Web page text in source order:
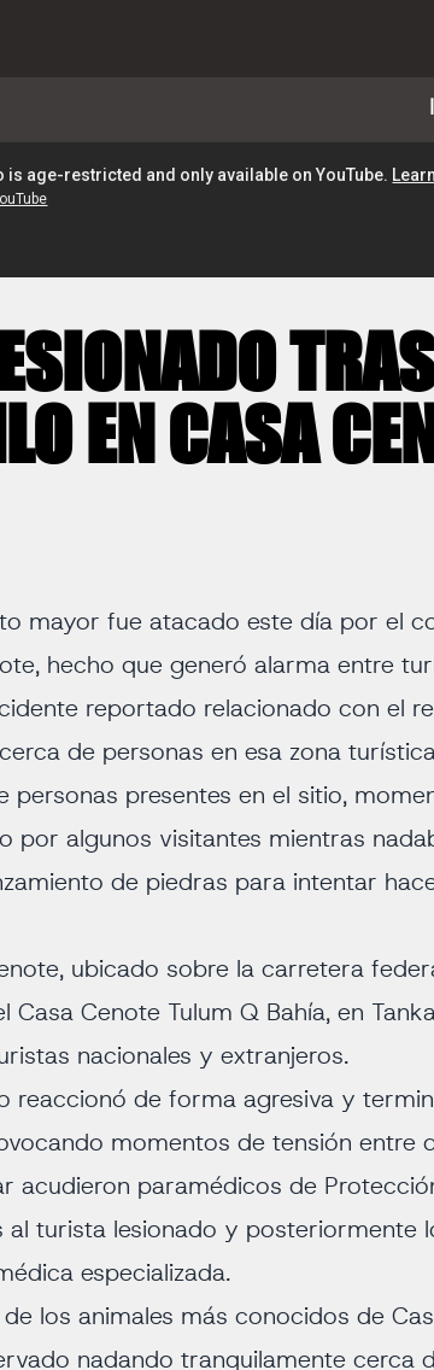
EN CASA
mayor fue atacado este día por el
hecho que generó alarma entre
reportado relacionado con el
de personas en esa zona
personas presentes en el sitio,
por algunos visitantes mientras
de piedras para intentar
ubicado sobre la carretera
Casa Cenote Tulum Q Bahía, en
nacionales y extranjeros.
reaccionó de forma agresiva y
momentos de tensión entre
acudieron paramédicos de
al turista lesionado y posteriormente
especializada.
los animales más conocidos de
nadando tranquilamente cerca